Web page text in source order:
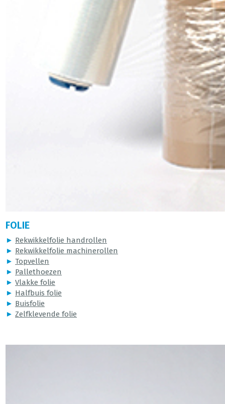
FOLIE
► Rekwikkelfolie handrollen
► Rekwikkelfolie machinerollen
► Topvellen
► Pallethoezen
► Vlakke folie
► Halfbuis folie
► Buisfolie
► Zelfklevende folie